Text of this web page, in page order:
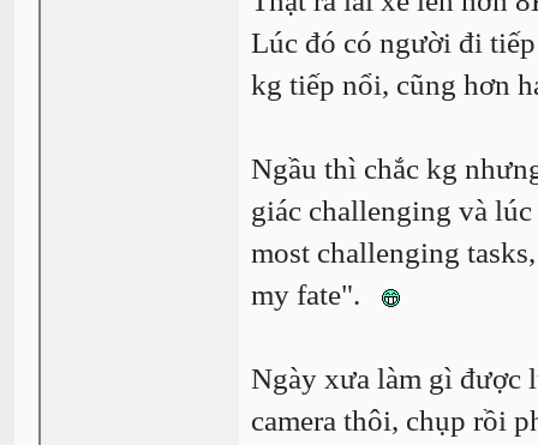
Lúc đó có người đi
kg tiếp nổi, cũng hơn
Ngầu thì chắc kg
giác challenging và
most challenging
my fate".
Ngày xưa làm gì được
camera thôi, chụp rồi